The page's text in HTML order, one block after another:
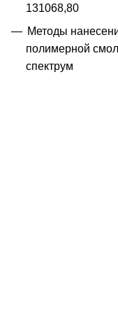
131068,80
Методы
полимерной
спектрум